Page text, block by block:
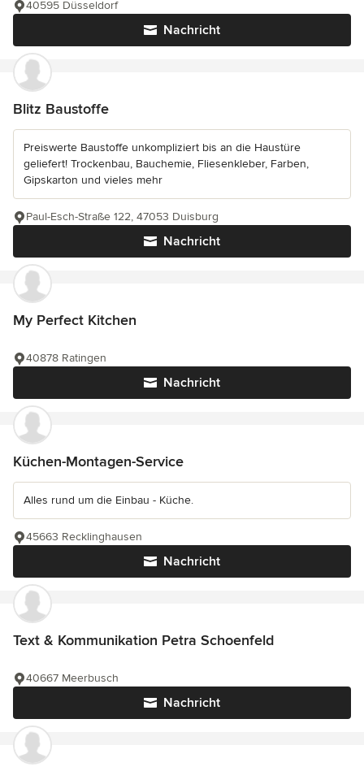
Nachricht
40595 Düsseldorf
Blitz Baustoffe
Preiswerte Baustoffe unkompliziert bis an die Haustüre
geliefert! Trockenbau, Bauchemie, Fliesenkleber, Farben,
Gipskarton und vieles mehr
Nachricht
Paul-Esch-Straße 122, 47053 Duisburg
My Perfect Kitchen
Nachricht
40878 Ratingen
Küchen-Montagen-Service
Alles rund um die Einbau - Küche.
Nachricht
45663 Recklinghausen
Text & Kommunikation Petra Schoenfeld
Nachricht
40667 Meerbusch